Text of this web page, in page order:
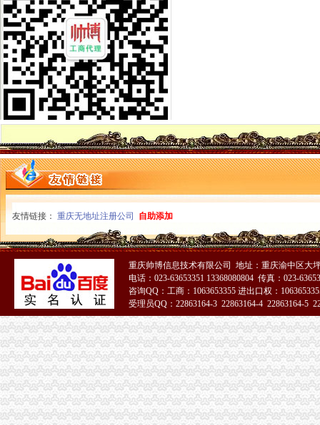
税务注销,税务登记注销报告,税务登记注销清算鉴证报告-
重庆税务注销
【税收管理】重庆市地方税务局关于印发《“三证合一、一照一码”
重庆会计五大税务术语-vc资本的文章【一览职业社区】
【注册注销工商税务办理代理记账做账纳税申报】-代理记帐-海口赶集网
分公司注销
北京海淀分公司注销办理流程及费用-爱喇叭网
注销分公司-公司注销-淘丁财税
丰台外资分公司注销_专业外资注销_代理外资分公司注销
重庆分公司注销
四川成渝高速公路股份有限公司-搜百科
现在回重庆了,没用了,能在重庆注销吗–安居客房产问答
小贷公司融资难或迎新轮洗牌：一年注销超150家-搜狐财经
北京代办注册公司_代理工商注册_代办营业执照_公司转让注销_代理记
注销营业执照要办理的手续_第1页_南京会计培训and大智会计实践培
咨询一下,如何注销营业执照_已解决-阿里巴巴生意经
重庆营业执照注销
我是个体工商户人,下面是12年和人签的协议。现在不想租了。想把
重庆江津：工商登记注册进入“互联网+”时代_未来网
店面营业执照被吊销-松江-注册公司问题解答-上海注册公司网
重庆公司注销
重庆晚报社刊登公司注销登报/声明启示登报/证件丢失登报挂失-淘宝网
重庆百货注销子公司新世纪百货业绩下滑成诱因？-财经-化妆品财经在
重庆市文化委员会关于同意重庆古典网络科技有限公司申请注销有关事
工商动态
市局六项措施推进“双”重庆营业执照注销行动后期工作
垫江局重庆代办公司造微企孵化园推进微型企业快速发展
友情链接： 重庆无地址注册公司 自助添加
重庆帅博信息技术有限公司 地址：重庆渝中区大
电话：023-63653351 13368080804 传真：023-
咨询QQ：工商：1063653355 进出口权：
受理员QQ：22863164-3 22863164-4 22863164-5